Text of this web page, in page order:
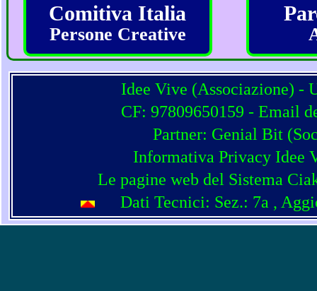
Comitiva Italia
Persone Creative
Idee Vive (Associazione) -
CF: 97809650159 - Email
Partner: Genial Bit (
Informativa Privacy Idee
Le pagine web del Sistema
Dati Tecnici: Sez.: 7a ,